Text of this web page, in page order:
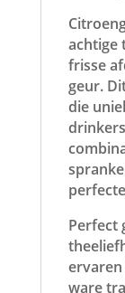
achtige
frisse
geur.
die
Perfect
ervaren
ware